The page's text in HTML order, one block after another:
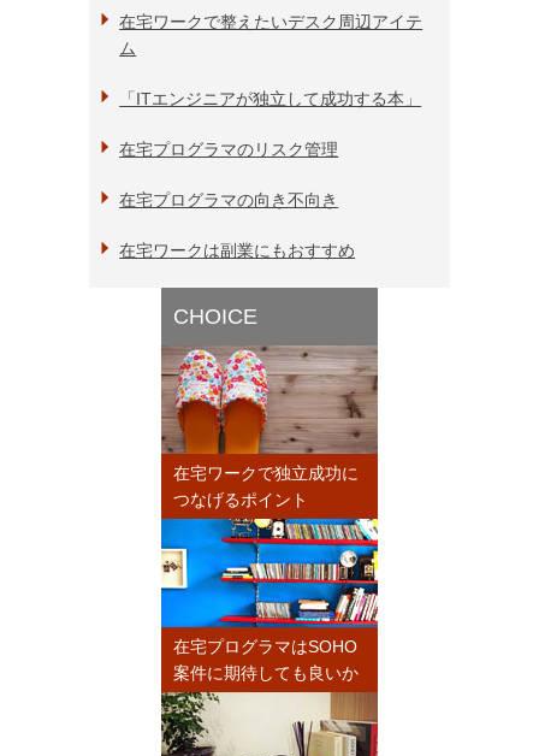
在宅ワークで整えたいデスク周辺アイテ
ム
「ITエンジニアが独立して成功する本」
在宅プログラマのリスク管理
在宅プログラマの向き不向き
在宅ワークは副業にもおすすめ
CHOICE
在宅ワークで独立成功に
つなげるポイント
在宅プログラマはSOHO
案件に期待しても良いか